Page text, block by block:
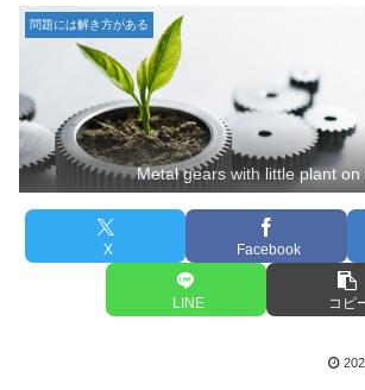
問題には解き方がある
Metal gears with little plant on
X Facebook
LINE コピ